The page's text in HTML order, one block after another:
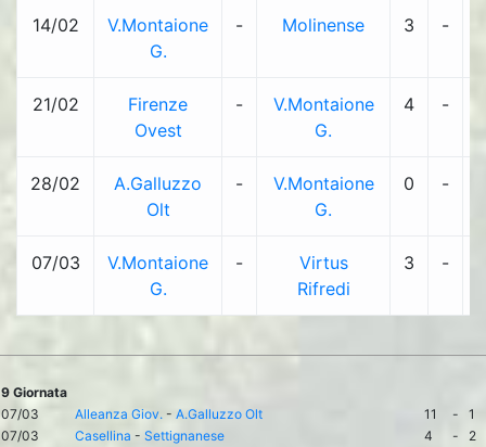
14/02
V.Montaione
G.
- Molinense 3 -
21/02
Firenze
Ovest
-
V.Montaione
G.
4 -
28/02
A.Galluzzo
Olt
-
V.Montaione
G.
0 -
07/03
V.Montaione
G.
-
Virtus
Rifredi
3 -
9 Giornata
07/03
Alleanza Giov. - A.Galluzzo Olt 11 -
1
07/03
Casellina - Settignanese 4 -
2